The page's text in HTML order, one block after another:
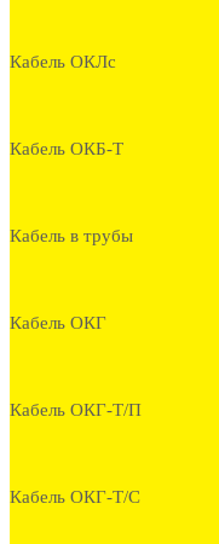
Кабель ОКЛс
Кабель ОКБ-Т
Кабель в трубы
Кабель ОКГ
Кабель ОКГ-Т/П
Кабель ОКГ-Т/С